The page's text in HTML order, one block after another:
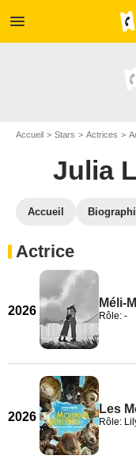
menu
Accueil Stars Actrices
Julia
Accueil
Actrice
2026
Méli-
Rôle: -
2026
Les
Rôle: